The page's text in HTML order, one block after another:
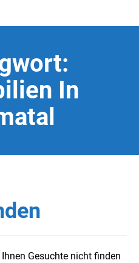
In
Gesuchte nicht finden